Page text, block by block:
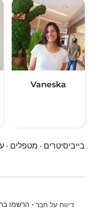
Vaneska
בייביסיטרים · מטפלים ·
דיווח על חבר • הרשמו